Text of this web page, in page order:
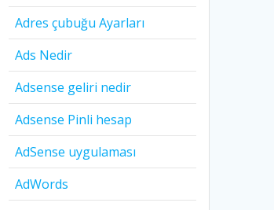
Adres çubuğu Ayarları
Ads Nedir
Adsense geliri nedir
Adsense Pinli hesap
AdSense uygulaması
AdWords